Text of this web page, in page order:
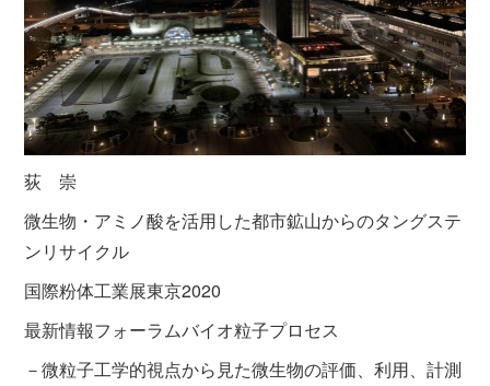
荻 崇
微生物・アミノ酸を活用した都市鉱山からのタングステ
ンリサイクル
国際粉体工業展東京2020
最新情報フォーラムバイオ粒子プロセス
－微粒子工学的視点から見た微生物の評価、利用、計測